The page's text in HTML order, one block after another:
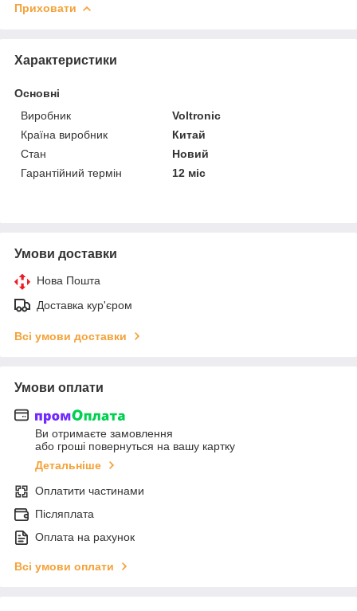
Приховати
Характеристики
Основні
Виробник
Voltronic
Країна виробник
Китай
Стан
Новий
Гарантійний термін
12 міс
Умови доставки
Нова Пошта
Доставка кур'єром
Всі умови доставки
Умови оплати
Ви отримаєте замовлення
або гроші повернуться на вашу картку
Детальніше
Оплатити частинами
Післяплата
Оплата на рахунок
Всі умови оплати